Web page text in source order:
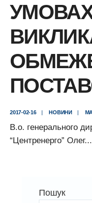
2017-02-16 НОВИНИ
В.о. генерального
“Центренерго” Олег...
Пошук